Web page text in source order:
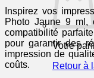
Votre
Retour à
Inspirez vos
Photo Jaune 9 ml,
compatibilité
pour garantir des
impression de
coûts.